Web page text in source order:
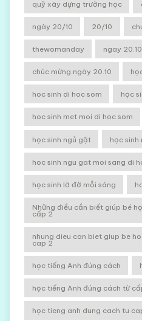
quỹ xây dựng trường học
ngày 20/10 20/10
thewomanday ngay 20.10
chúc mừng ngày 20.10
hoc sinh di hoc som học
hoc sinh met moi di hoc som
học sinh ngủ gật học
hoc sinh ngu gat moi sang di
học sinh lờ đờ mỗi sáng
Những điều cần biết giúp bé
cấp 2
nhung dieu can biet giup be
cap 2
học tiếng Anh đúng cách
học tiếng Anh đúng cách từ
học tieng anh dung cach tu